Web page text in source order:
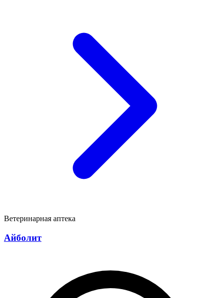
Ветеринарная аптека
Айболит